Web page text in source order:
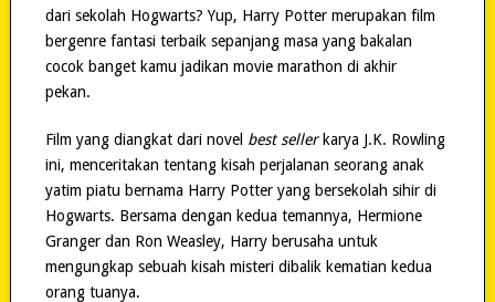
dari sekolah Hogwarts? Yup, Harry Potter merupakan film
bergenre fantasi terbaik sepanjang masa yang bakalan
cocok banget kamu jadikan movie marathon di akhir
pekan.
Film yang diangkat dari novel best sellerkarya J.K. Rowling
ini, menceritakan tentang kisah perjalanan seorang anak
yatim piatu bernama Harry Potter yang bersekolah sihir di
Hogwarts. Bersama dengan kedua temannya, Hermione
Granger dan Ron Weasley, Harry berusaha untuk
mengungkap sebuah kisah misteri dibalik kematian kedua
orang tuanya.